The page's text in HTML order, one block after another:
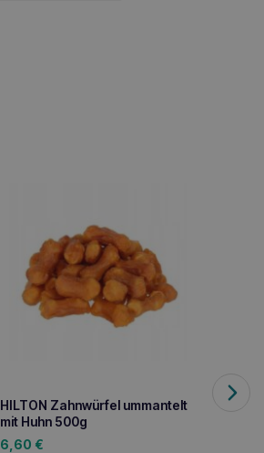
HILTON Zahnwürfel ummantelt
mit Huhn 500g
6,60 €